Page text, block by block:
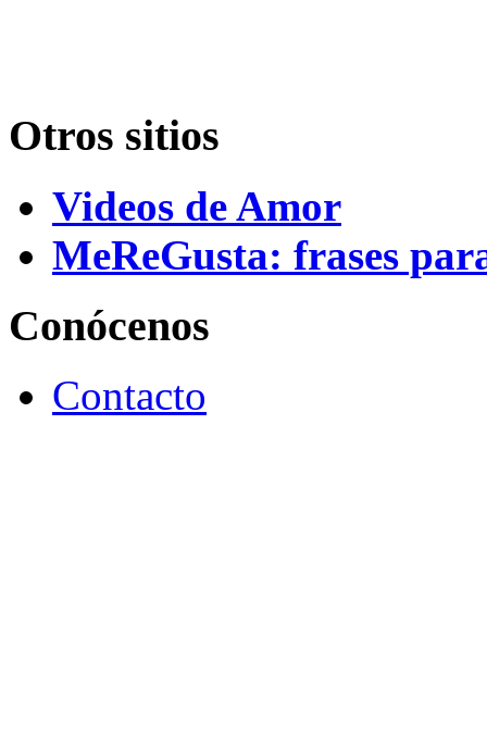
Otros sitios
Videos de Amor
MeReGusta: frases
Conócenos
Contacto